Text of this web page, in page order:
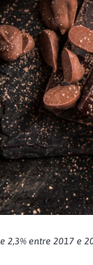
2,3% entre 2017 e